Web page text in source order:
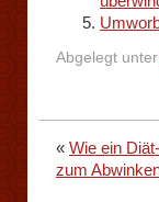
Abgelegt
« Wie ein
zum